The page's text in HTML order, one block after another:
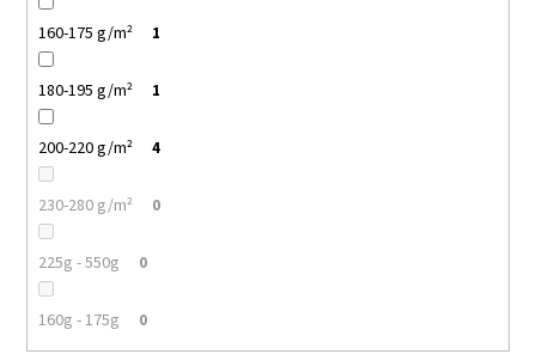
160-175 g/m² 1
180-195 g/m² 1
200-220 g/m² 4
230-280 g/m² 0
225g - 550g 0
160g - 175g 0